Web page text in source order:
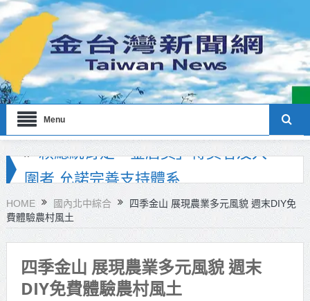
Menu
海巡署南部分署主官大換血 蔡順元
勉提升巡防戰力
北市鮮奶週報再升級！8月31日補助
擴大至國中生
雙北合作里程碑！萬大線動態測試
HOME 國內北中綜合
四季金山 展現農業多元風貌 週末DIY免
費體驗農村風土
四季金山 展現農業多元風貌 週末
DIY免費體驗農村風土